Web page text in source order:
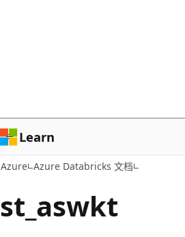
容
Learn
Azure Azure Databricks 文档
st_aswkt